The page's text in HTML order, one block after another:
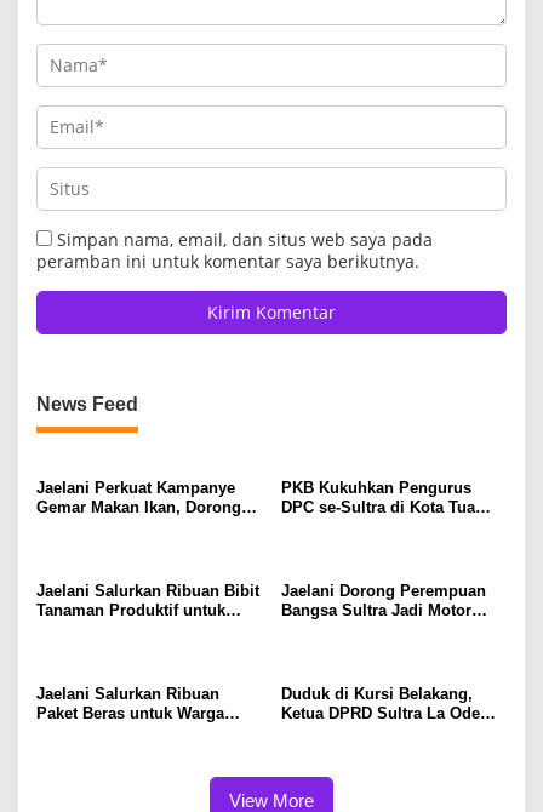
Simpan nama, email, dan situs web saya pada
peramban ini untuk komentar saya berikutnya.
News Feed
Jaelani Perkuat Kampanye
Gemar Makan Ikan, Dorong
PKB Kukuhkan Pengurus
DPC se-Sultra di Kota Tua
Jaelani Salurkan Ribuan Bibit
Tanaman Produktif untuk
Jaelani Dorong Perempuan
Bangsa Sultra Jadi Motor
Jaelani Salurkan Ribuan
Paket Beras untuk Warga
Duduk di Kursi Belakang,
Ketua DPRD Sultra La Ode
View More